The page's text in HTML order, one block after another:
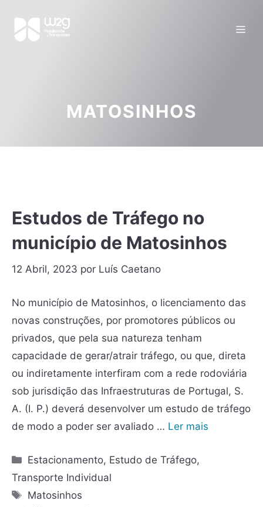
MATOSINHOS
Estudos de Tráfego no
município de Matosinhos
12 Abril, 2023 por Luís Caetano
No município de Matosinhos, o licenciamento das
novas construções, por promotores públicos ou
privados, que pela sua natureza tenham
capacidade de gerar/atrair tráfego, ou que, direta
ou indiretamente interfiram com a rede rodoviária
sob jurisdição das Infraestruturas de Portugal, S.
A. (I. P.) deverá desenvolver um estudo de tráfego
de modo a poder ser avaliado … Ler mais
Estacionamento, Estudo de Tráfego,
Transporte Individual
Matosinhos